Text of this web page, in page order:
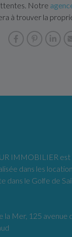
Notre
à trouver la
IMMOBILIER est
dans les
dans le Golfe de
la Mer, 125 avenue